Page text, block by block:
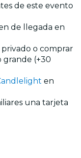
de este evento
de llegada en
o comprar
(+30
en
una tarjeta